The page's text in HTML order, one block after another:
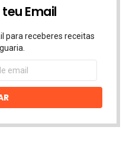
Email
para receberes receitas